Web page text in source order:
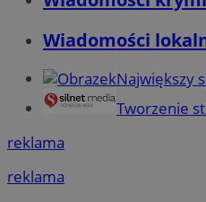
Wiadomości
Największy
Tworzenie
reklama
reklama